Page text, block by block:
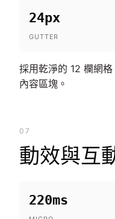
24px
GUTTER
採用乾淨的 12 欄網
內容區塊。
07
動效與互
220ms